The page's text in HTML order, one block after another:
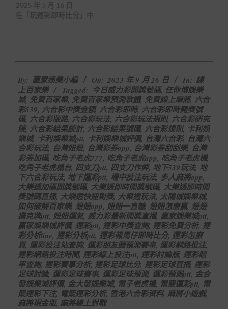
09-
26
By: 贏家娛樂小編 On: 2023 年 9 月 26 日 In: 線
上百家樂
Tagged: 今日威力彩開獎號碼, 任你博娛樂
城, 免費百家樂, 免費百家樂預測軟體, 免費線上麻將, 六合
彩539, 六合彩中獎金額, 六合彩即時, 六合彩即時開獎號
碼, 六合彩版路, 六合彩玩法, 六合彩玩法規則, 六合彩研究
院, 六合彩結果統計, 六合彩結果號碼, 六合彩規則, 卡利娛
樂城, 卡利娛樂城ptt, 卡利娛樂城評價, 台灣六合彩, 台灣六
合彩玩法, 台灣妞妞, 台灣彩券app, 台灣彩券刮刮樂, 台灣
彩券加碼, 吃角子老虎777, 吃角子老虎app, 吃角子老虎機,
吃角子老虎機台, 四支刀ptt, 四支刀作弊, 地下539玩法, 地
下六合彩玩法, 地下運彩ptt, 場中投注玩法, 多人麻將app,
大樂透加碼開獎號碼, 大樂透即時開獎號碼, 大樂透即時開
獎號碼直播, 大樂透快速對獎, 大樂透玩法, 太陽城娛樂城,
如何破解百家樂, 妞妞app, 妞妞一直輸, 妞妞怎麼贏, 妞妞
撲克牌ptt, 妞妞運氣, 威力彩最新開獎直播, 贏家娛樂城ptt,
贏家娛樂城評價, 運彩ptt, 運彩中獎查詢, 運彩免費分析, 運
彩分析line, 運彩分析ptt, 運彩報馬仔即時比分, 運彩怎麼
買, 運彩投注站查詢, 運彩朋友圈預測賽事, 運彩網路投注,
運彩網路投注時間, 運彩線上投注ptt, 運彩討論版, 運彩賠
率查詢, 運彩賽事分析, 運彩足球比分, 運彩足球直播, 運彩
足球討論, 運彩足球賽事, 運彩足球預測, 運彩預測ptt, 金合
發娛樂城評價, 金大發娛樂城, 電子老虎機, 電競運彩ptt, 電
競運彩下注, 電競運彩分析, 香港六合彩资料, 麻將小遊戲,
麻將現金版, 麻將線上對戰